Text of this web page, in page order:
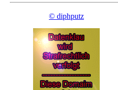
© diphputz